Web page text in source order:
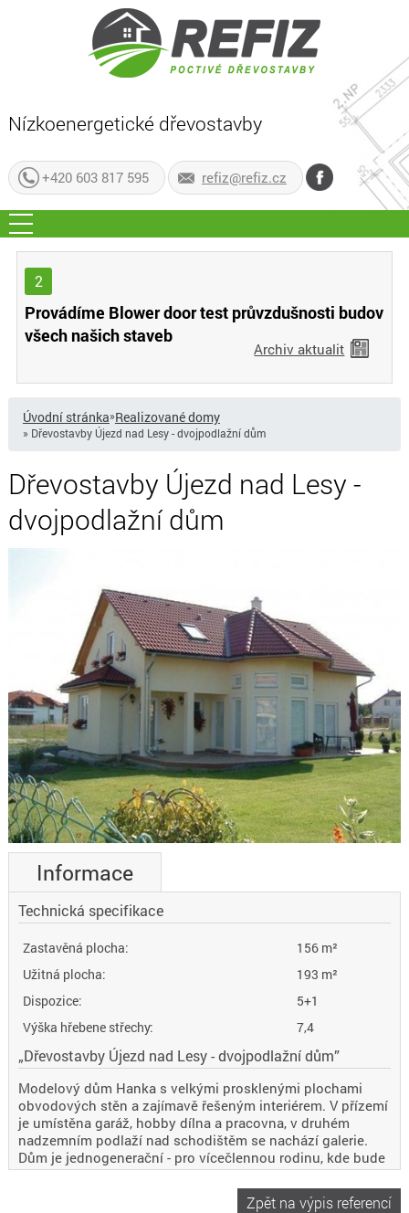
Nízkoenergetické dřevostavby
+420 603 817 595 refiz@refiz.cz
2
Provádíme Blower door test průvzdušnosti budov
všech našich staveb
Archiv aktualit
Úvodní stránka»Realizované domy
» Dřevostavby Újezd nad Lesy - dvojpodlažní dům
Dřevostavby Újezd nad Lesy -
dvojpodlažní dům
Informace
Technická specifikace
Zastavěná plocha:
156 m²
Užitná plocha:
193 m²
Dispozice:
5+1
Výška hřebene střechy:
7,4
„Dřevostavby Újezd nad Lesy - dvojpodlažní dům”
Modelový dům Hanka s velkými prosklenými plochami
obvodových stěn a zajímavě řešeným interiérem. V přízemí
je umístěna garáž, hobby dílna a pracovna, v druhém
nadzemním podlaží nad schodištěm se nachází galerie.
Dům je jednogenerační - pro vícečlennou rodinu, kde bude
dost prostoru pro každého. Užitná plocha přízemí je 100
m2, podkroví má 68 m2 a garáž 25 m2.
Zpět na výpis referencí